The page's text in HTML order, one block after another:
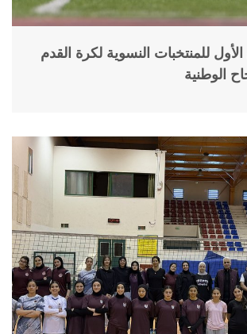
للمنتخبات النسوية لكرة القدم
الوطنية